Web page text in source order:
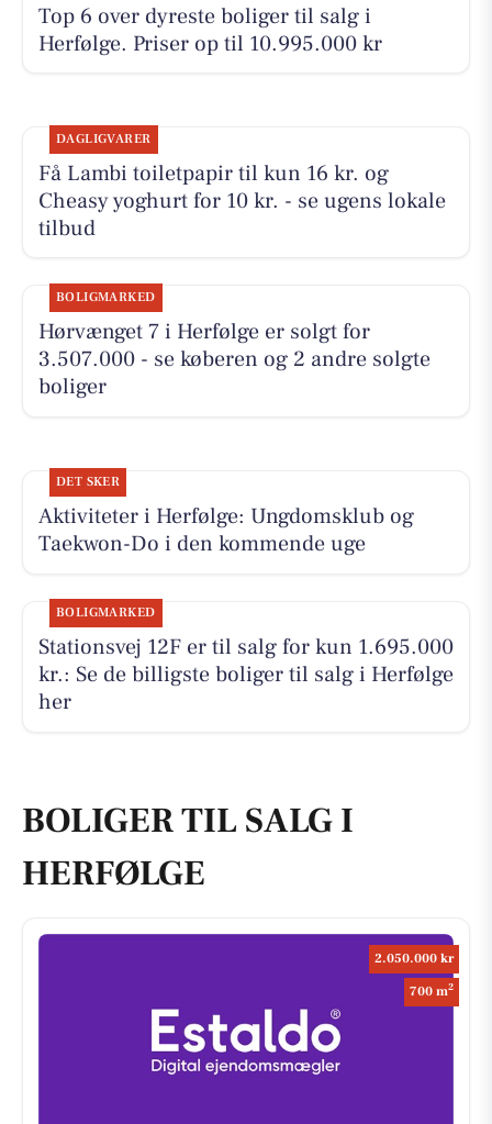
Top 6 over dyreste boliger til salg i
Herfølge. Priser op til 10.995.000 kr
DAGLIGVARER
Få Lambi toiletpapir til kun 16 kr. og
Cheasy yoghurt for 10 kr. - se ugens lokale
tilbud
BOLIGMARKED
Hørvænget 7 i Herfølge er solgt for
3.507.000 - se køberen og 2 andre solgte
boliger
DET SKER
Aktiviteter i Herfølge: Ungdomsklub og
Taekwon-Do i den kommende uge
BOLIGMARKED
Stationsvej 12F er til salg for kun 1.695.000
kr.: Se de billigste boliger til salg i Herfølge
her
BOLIGER TIL SALG I
HERFØLGE
2.050.000 kr
700 m2